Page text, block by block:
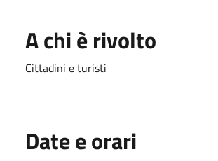
A chi è rivolto
Cittadini e turisti
Date e orari